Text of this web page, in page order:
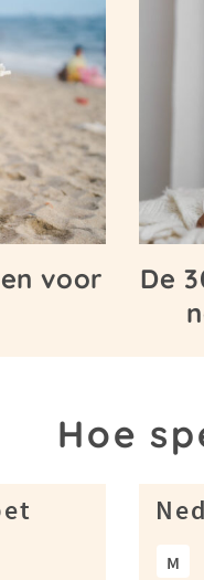
voor
De
Hoe
M